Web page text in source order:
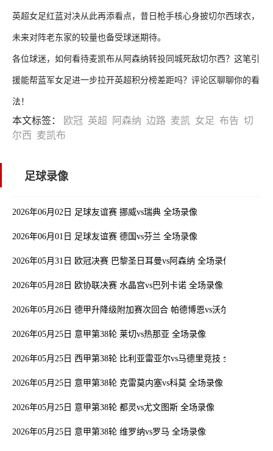
英超女足红蓝对决从此再添看点，昔日枪手核心身披切尔西球衣，
未来对阵老东家的较量也备受球迷期待。
各位球迷，如何看待麦凯布从阿森纳转投同城死敌切尔西？这笔引
援能帮蓝军女足进一步拉开英超积分榜差距吗？评论区聊聊你的看
法！
本文标签： 欧冠 英超 阿森纳 边路 麦凯 女足 布告 切
尔西 麦凯布
足球录像
2026年06月02日 足球友谊赛 挪威vs瑞典 全场录像
2026年06月01日 足球友谊赛 德国vs芬兰 全场录像
2026年05月31日 欧冠决赛 巴黎圣日耳曼vs阿森纳 全场录像
2026年05月28日 欧协联决赛 水晶宫vs巴列卡诺 全场录像
2026年05月26日 德甲升降级附加赛次回合 帕德博恩vs沃尔夫斯堡 全
2026年05月25日 意甲第38轮 莱切vs热那亚 全场录像
2026年05月25日 西甲第38轮 比利亚雷亚尔vs马德里竞技 全场录像
2026年05月25日 意甲第38轮 克雷莫内塞vs科莫 全场录像
2026年05月25日 意甲第38轮 都灵vs尤文图斯 全场录像
2026年05月25日 意甲第38轮 维罗纳vs罗马 全场录像